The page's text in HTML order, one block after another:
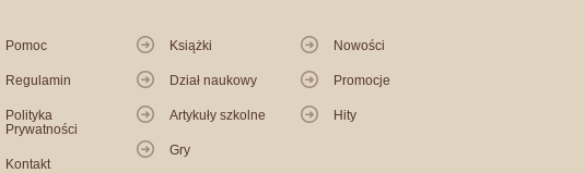
Pomoc
Regulamin
Polityka
Prywatności
Kontakt
Książki
Dział naukowy
Artykuły szkolne
Gry
Nowości
Promocje
Hity